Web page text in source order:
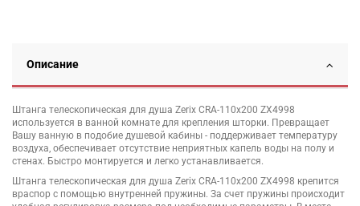
Описание
Штанга телескопическая для душа Zerix CRA-110x200 ZX4998
используется в ванной комнате для крепления шторки. Превращает
Вашу ванную в подобие душевой кабины - поддерживает температуру
воздуха, обеспечивает отсутствие неприятных капель воды на полу и
стенах. Быстро монтируется и легко устанавливается.
Штанга телескопическая для душа Zerix CRA-110x200 ZX4998 крепится
враспор с помощью внутренней пружины. За счет пружины происходит